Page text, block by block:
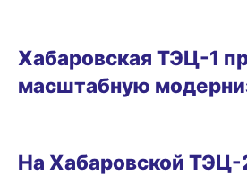
Хабаровская ТЭЦ-1
масштабную
На Хабаровской ТЭЦ-